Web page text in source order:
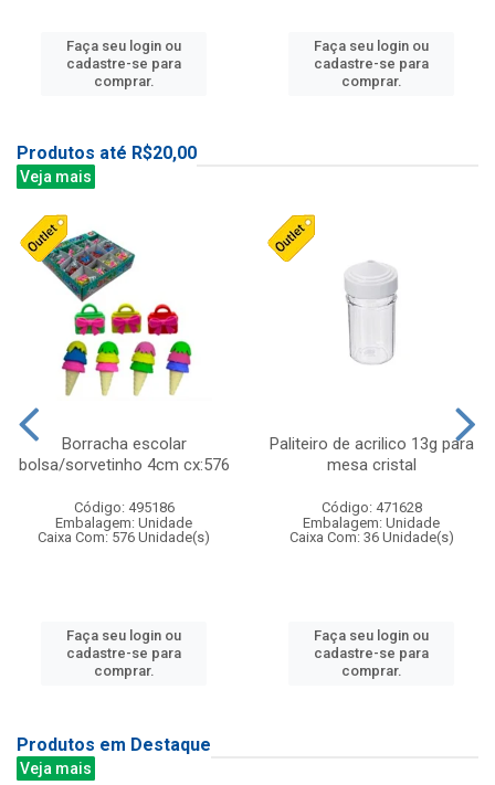
Faça seu login ou
cadastre-se para
comprar.
Faça seu login ou
cadastre-se para
comprar.
Produtos até R$20,00
Veja mais
Borracha escolar
bolsa/sorvetinho 4cm cx:576
Código: 495186
Embalagem: Unidade
Caixa Com: 576 Unidade(s)
Faça seu login ou
cadastre-se para
comprar.
Paliteiro de acrilico 13g para
mesa cristal
Código: 471628
Embalagem: Unidade
Caixa Com: 36 Unidade(s)
Faça seu login ou
cadastre-se para
comprar.
Produtos em Destaque
Veja mais